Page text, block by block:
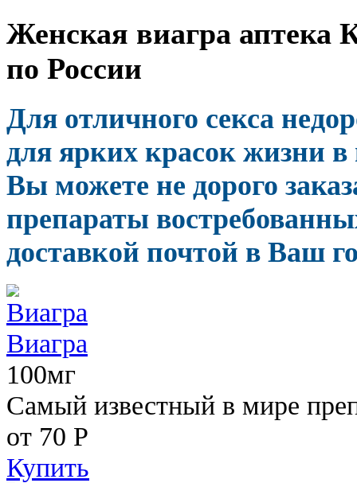
Женская виагра аптека
по России
Для отличного секса
для ярких красок жизни
Вы можете не дорого
препараты
доставкой почтой в Ваш
Виагра
100мг
Самый известный в мире
от 70 Р
Купить